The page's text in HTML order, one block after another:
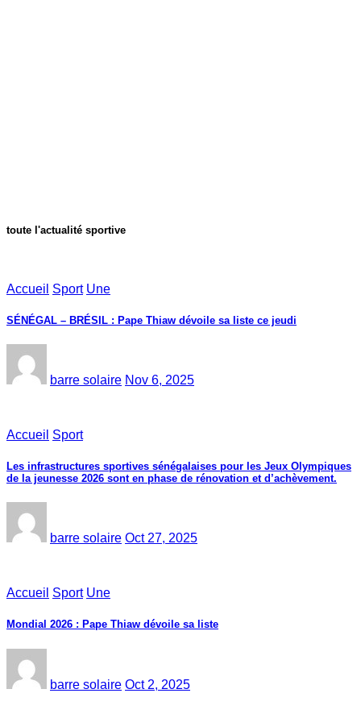
toute l'actualité sportive
Accueil Sport Une
SÉNÉGAL – BRÉSIL : Pape Thiaw dévoile sa liste ce jeudi
barre solaire Nov 6, 2025
Accueil Sport
Les infrastructures sportives sénégalaises pour les Jeux Olympiques
de la jeunesse 2026 sont en phase de rénovation et d’achèvement.
barre solaire Oct 27, 2025
Accueil Sport Une
Mondial 2026 : Pape Thiaw dévoile sa liste
barre solaire Oct 2, 2025